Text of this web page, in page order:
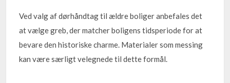
Ved valg af dørhåndtag til ældre boliger anbefales det
at vælge greb, der matcher boligens tidsperiode for at
bevare den historiske charme. Materialer som messing
kan være særligt velegnede til dette formål.